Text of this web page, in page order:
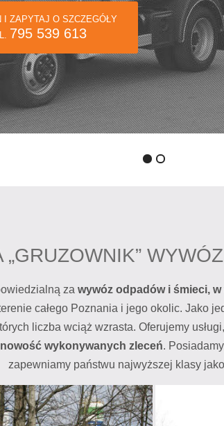
„GRUZOWNIK”
za wywóz odpadów i śmieci,
całego Poznania i jego okolic. Jako
liczba wciąż wzrasta. Oferujemy
wykonywanych zleceń.
zapewniamy państwu najwyższej klasy